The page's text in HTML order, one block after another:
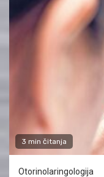
3 min čitanja
Otorinolaringologija